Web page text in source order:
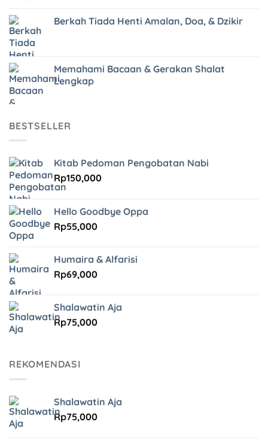
Berkah Tiada Henti Amalan, Doa, & Dzikir
Memahami Bacaan & Gerakan Shalat
Lengkap
BESTSELLER
Kitab Pedoman Pengobatan Nabi
Rp150,000
Hello Goodbye Oppa
Rp55,000
Humaira & Alfarisi
Rp69,000
Shalawatin Aja
Rp75,000
REKOMENDASI
Shalawatin Aja
Rp75,000